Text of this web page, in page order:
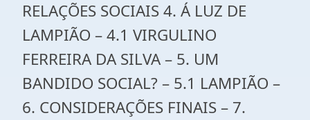
RELAÇÕES SOCIAIS 4. Á LUZ DE
LAMPIÃO – 4.1 VIRGULINO
FERREIRA DA SILVA – 5. UM
BANDIDO SOCIAL? – 5.1 LAMPIÃO –
6. CONSIDERAÇÕES FINAIS – 7.